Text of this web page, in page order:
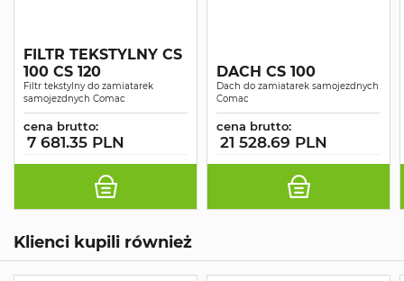
FILTR TEKSTYLNY CS
100 CS 120
Filtr tekstylny do zamiatarek
samojezdnych Comac
cena brutto:
7 681.35 PLN
DACH CS 100
Dach do zamiatarek samojezdnych
Comac
cena brutto:
21 528.69 PLN
Klienci kupili również